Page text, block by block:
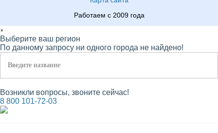
Работаем с 2009 года
×
Выберите ваш регион
По данному запросу ни одного города не найдено!
Возникли вопросы, звоните сейчас!
8 800 101-72-03